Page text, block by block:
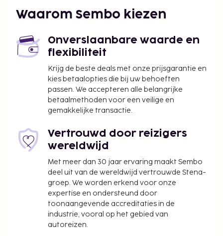
De receptie is tijdens beperkte uren geopend.
een open haard in de lobby.
Echtparen die een kamer willen delen, dienen te
bewijzen dat zij gehuwd zijn.
Waarom Sembo kiezen
Onverslaanbare waarde en
flexibiliteit
Krijg de beste deals met onze prijsgarantie en
kies betaalopties die bij uw behoeften
passen. We accepteren alle belangrijke
betaalmethoden voor een veilige en
gemakkelijke transactie.
Vertrouwd door reizigers
wereldwijd
Met meer dan 30 jaar ervaring maakt Sembo
deel uit van de wereldwijd vertrouwde Stena-
groep. We worden erkend voor onze
expertise en ondersteund door
toonaangevende accreditaties in de
industrie, vooral op het gebied van
autoreizen.